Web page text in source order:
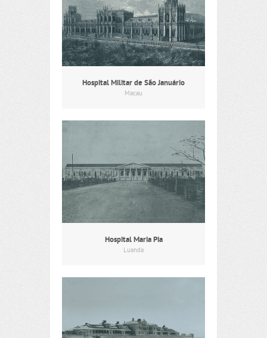
Hospital Militar de São Januário
Macau
Hospital Maria Pia
Luanda